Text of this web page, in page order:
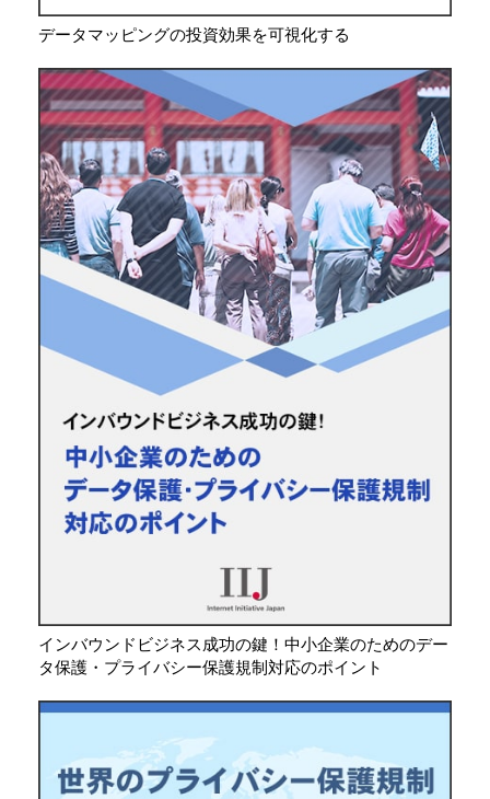
データマッピングの投資効果を可視化する
インバウンドビジネス成功の鍵！中小企業のためのデー
タ保護・プライバシー保護規制対応のポイント